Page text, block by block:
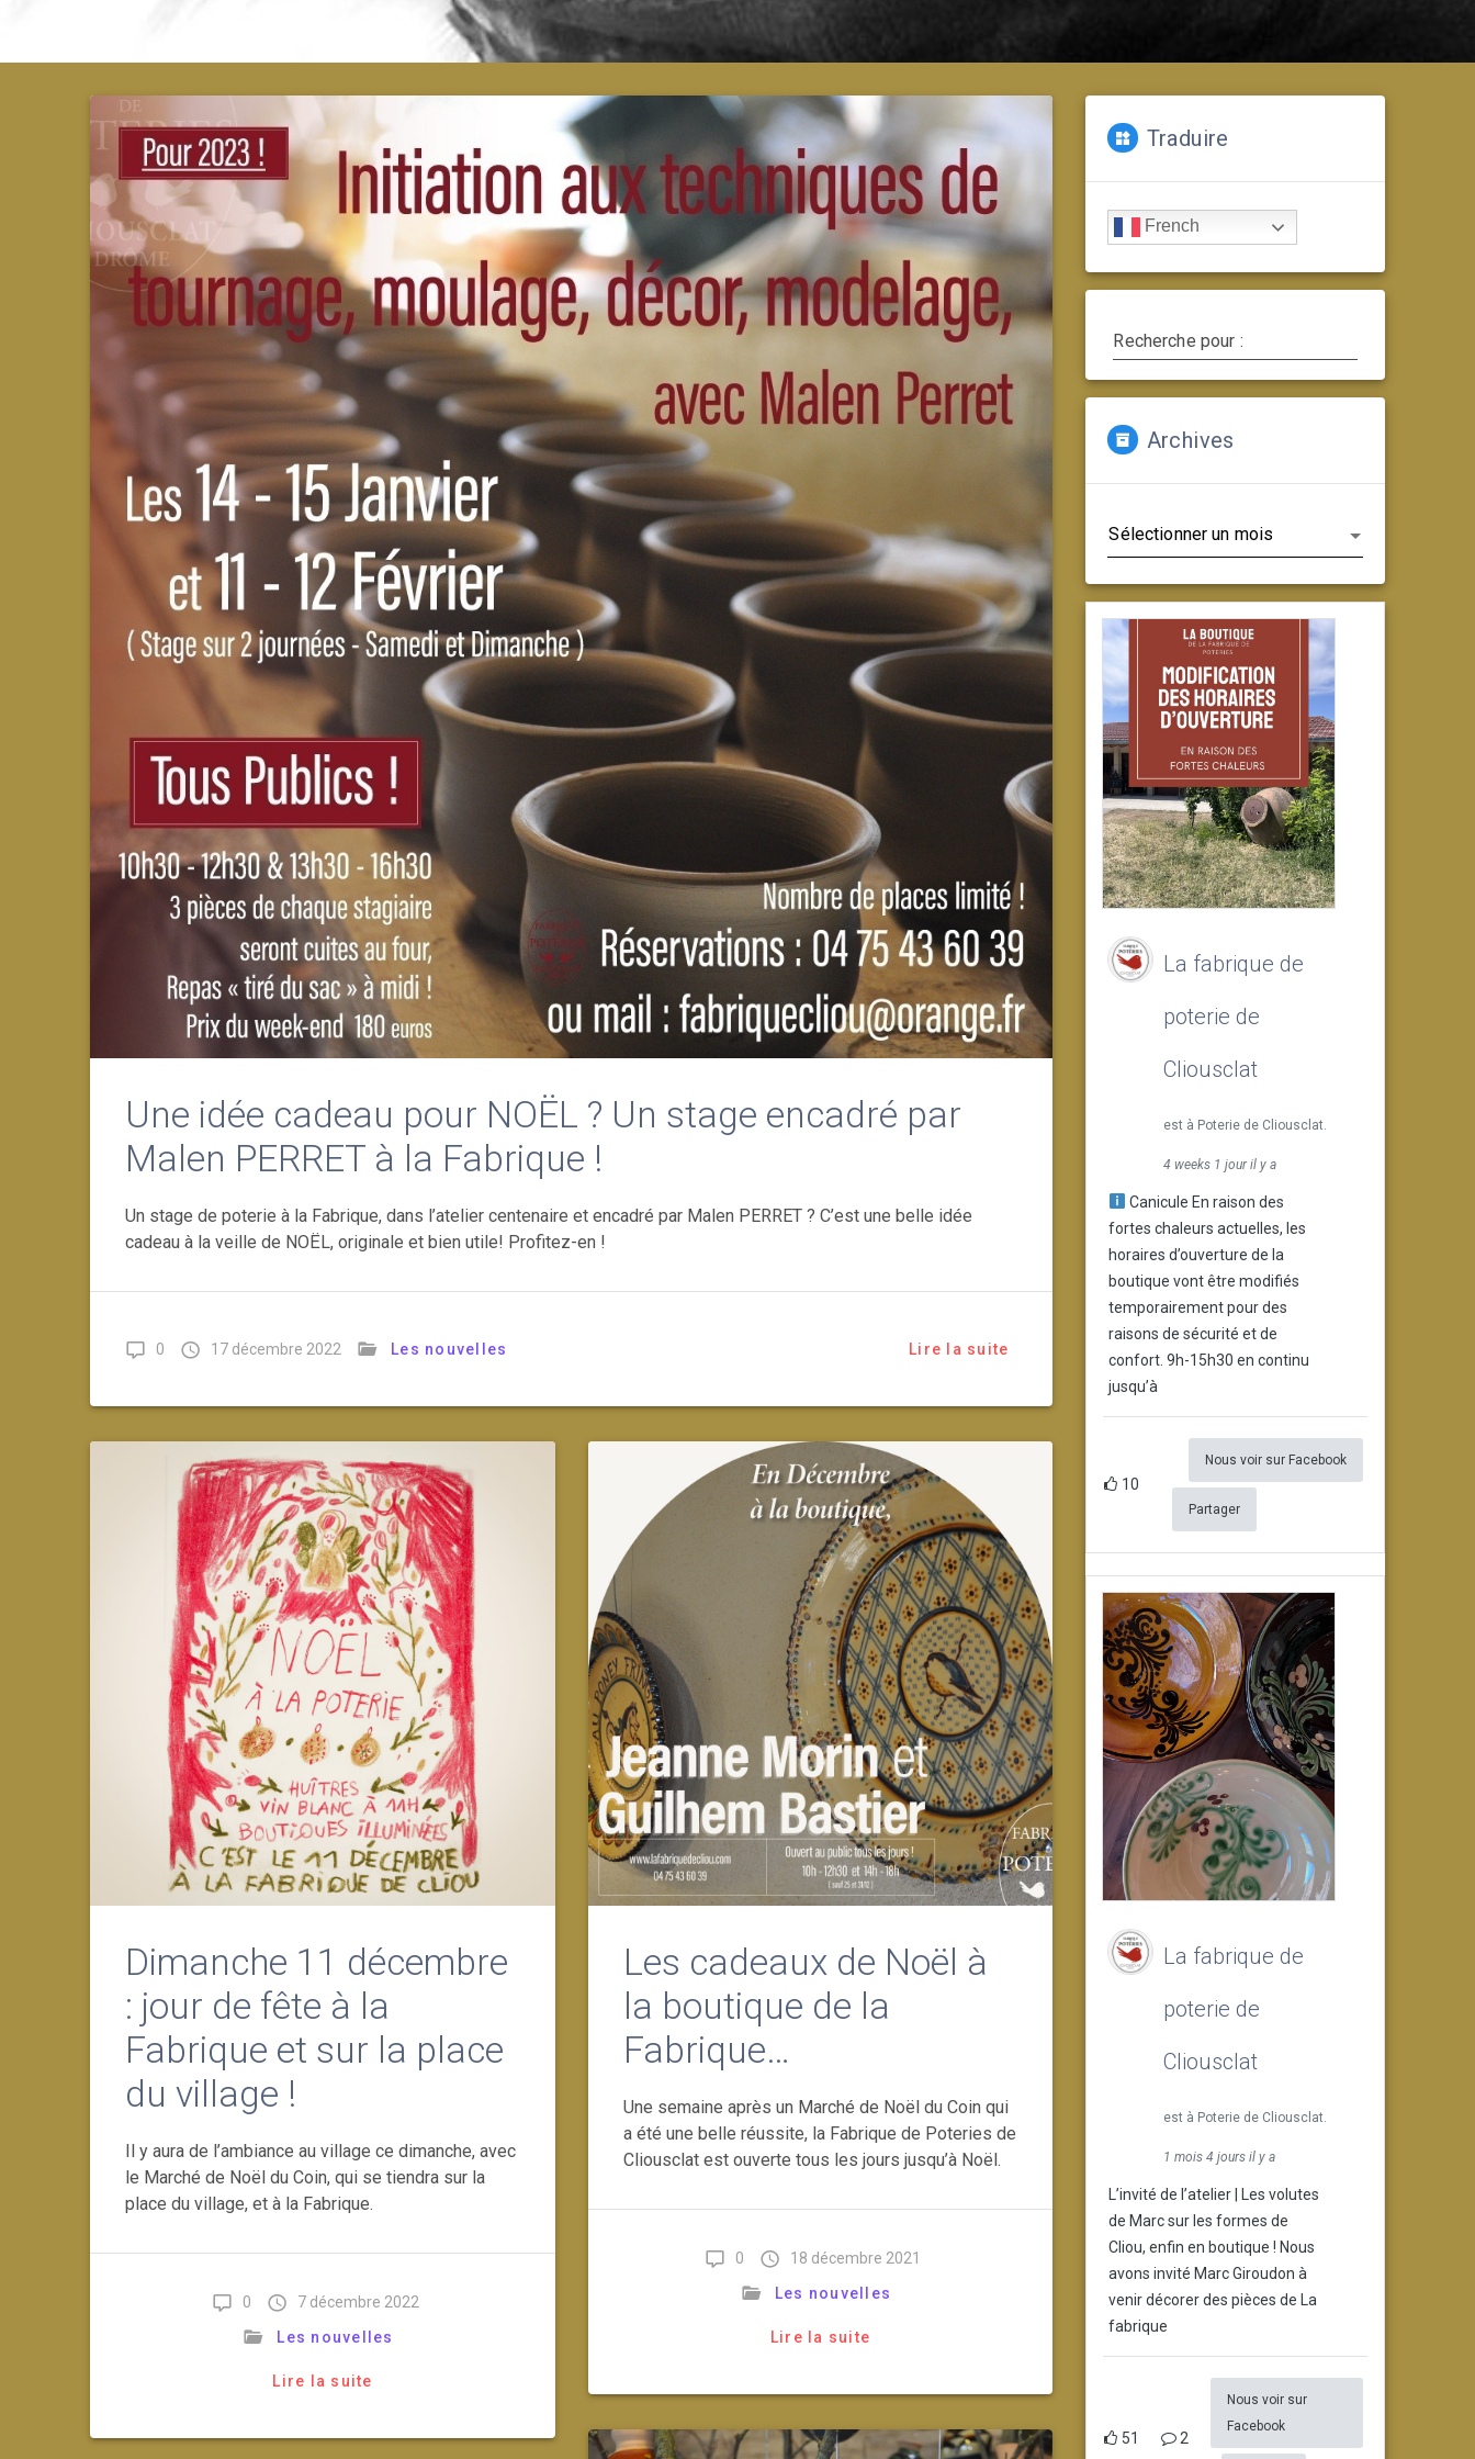
Une idée cadeau pour NOËL ? Un stage encadré par
Malen PERRET à la Fabrique !
Un stage de poterie à la Fabrique, dans l’atelier centenaire et encadré par Malen PERRET ? C’est une belle idée
cadeau à la veille de NOËL, originale et bien utile! Profitez-en !
0 17 décembre 2022 Les nouvelles Lire la suite
Dimanche 11 décembre
: jour de fête à la
Fabrique et sur la place
du village !
Il y aura de l’ambiance au village ce dimanche, avec
le Marché de Noël du Coin, qui se tiendra sur la
place du village, et à la Fabrique.
0
7 décembre 2022
Les nouvelles
Lire la suite
Les cadeaux de Noël à
la boutique de la
Fabrique…
Une semaine après un Marché de Noël du Coin qui
a été une belle réussite, la Fabrique de Poteries de
Cliousclat est ouverte tous les jours jusqu’à Noël.
0
18 décembre 2021
Les nouvelles
Lire la suite
Traduire
French
Recherche pour :
Archives
La fabrique de
poterie de
Cliousclat
est à Poterie de Cliousclat.
4 weeks 1 jour il y a
Canicule En raison des
fortes chaleurs actuelles, les
horaires d’ouverture de la
boutique vont être modifiés
temporairement pour des
raisons de sécurité et de
confort. 9h-15h30 en continu
jusqu’à
10
Nous voir sur Facebook
Partager
La fabrique de
poterie de
Cliousclat
est à Poterie de Cliousclat.
1 mois 4 jours il y a
L’invité de l’atelier | Les volutes
de Marc sur les formes de
Cliou, enfin en boutique ! Nous
avons invité Marc Giroudon à
venir décorer des pièces de La
fabrique
51 2
Nous voir sur
Facebook